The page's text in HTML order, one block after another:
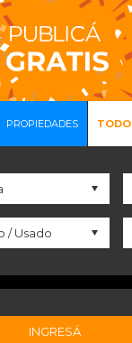
PROPIEDADES TODO
INGRESÁ